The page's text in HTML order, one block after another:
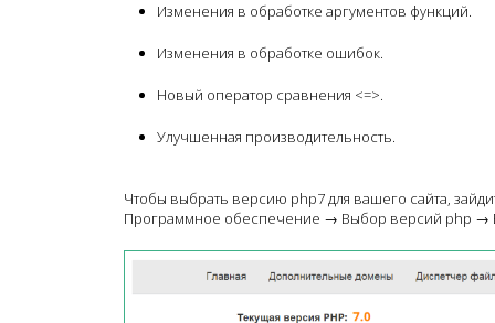
Изменения в обработке аргументов функций.
Изменения в обработке ошибок.
Новый оператор сравнения <=>.
Улучшенная производительность.
Чтобы выбрать версию php7 для вашего сайта,
Программное обеспечение → Выбор версий php →